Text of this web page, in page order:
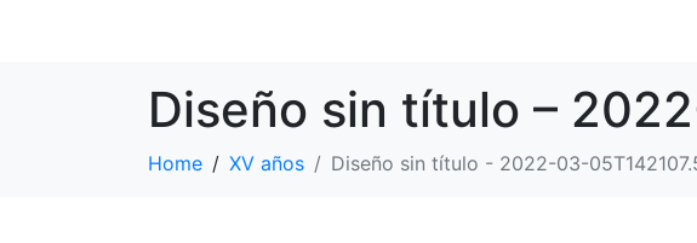
Diseño sin título –
Home XV años Diseño sin título - 2022-03-